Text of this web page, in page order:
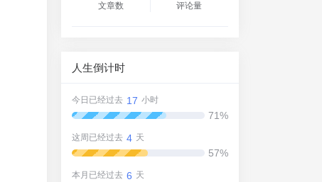
文章数 评论量
人生倒计时
今日已经过去 17 小时
71%
这周已经过去 4 天
57%
本月已经过去 6 天